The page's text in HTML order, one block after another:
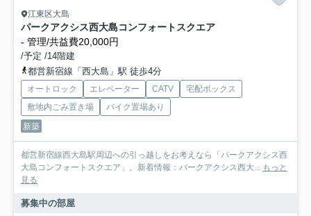
江東区大島
パークアクシス西大島コンフォートスクエア
- 管理/共益費20,000円
/予定 /14階建
都営新宿線「西大島」駅 徒歩4分
オートロック エレベーター CATV
宅配ボックス
敷地内ごみ置き場
バイク置場あり
新築
都営新宿線西大島駅周辺への引っ越しをお考えなら「パークアクシス西
大島コンフォートスクエア」。新着情報：パークアクシス西大... もっと
見る
募集中の部屋